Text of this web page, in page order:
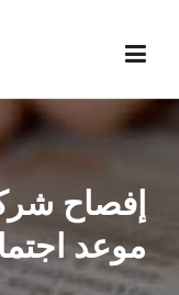
إفصاح
موعد